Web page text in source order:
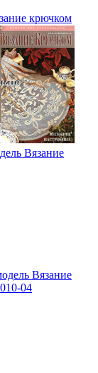
крючком
Вязание
Вязание
04